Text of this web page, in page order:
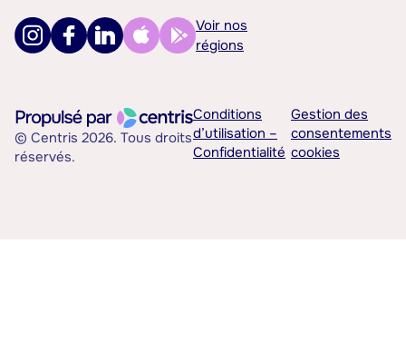
Voir nos
régions
© Centris 2026. Tous droits
réservés.
Conditions
d’utilisation –
Confidentialité
Gestion des
consentements
cookies